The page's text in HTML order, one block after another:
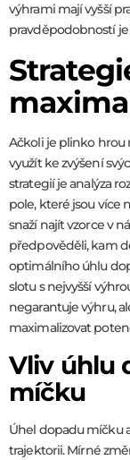
výhrami mají vyšší
pravděpodobností
Ačkoli je plinko hrou
využít ke zvýšení
strategií je analýza
pole, které jsou více
snaží najít vzorce v
předpověděli, kam
optimálního úhlu
slotu s nejvyšší
negarantuje výhru,
maximalizovat
Vliv úhlu
míčku
Úhel dopadu míčku
trajektorii. Mírné